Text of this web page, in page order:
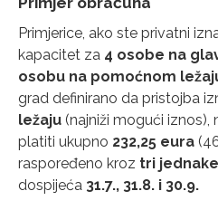
Primjerice, ako ste privatni
kapacitet za 4 osobe na
osobu na pomoćnom
grad definirano da pristojba
ležaju (najniži mogući iznos),
platiti ukupno 232,25 eura
raspoređeno kroz tri
dospijeća 31.7., 31.8. i 30.9.